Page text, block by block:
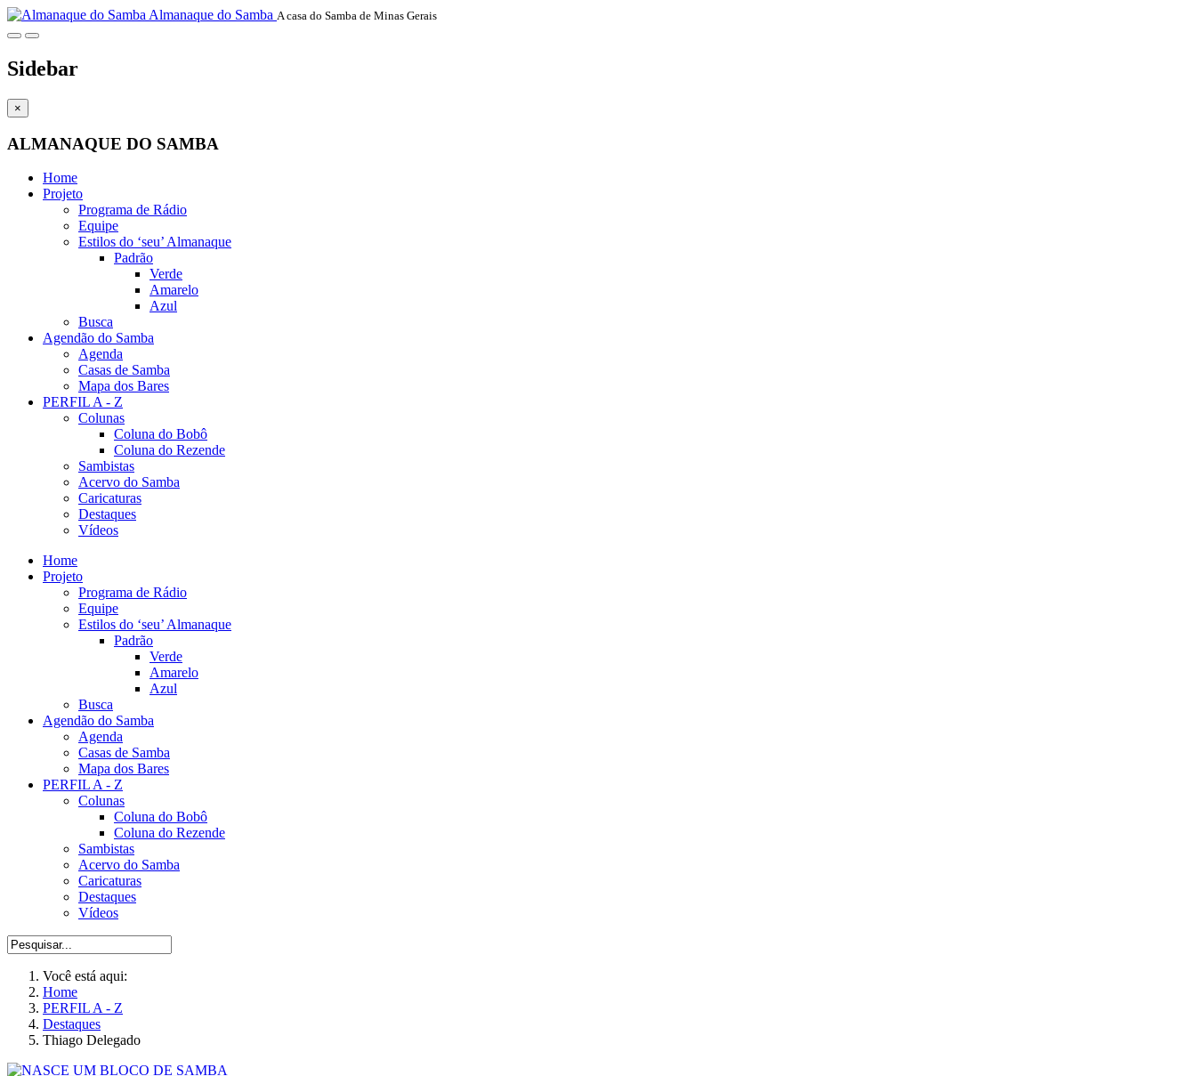
Almanaque do Samba A casa do Samba de Minas Gerais
Sidebar
×
ALMANAQUE DO SAMBA
Home
Projeto
Programa de Rádio
Equipe
Estilos do ‘seu’ Almanaque
Padrão
Verde
Amarelo
Azul
Busca
Agendão do Samba
Agenda
Casas de Samba
Mapa dos Bares
PERFIL A - Z
Colunas
Coluna do Bobô
Coluna do Rezende
Sambistas
Acervo do Samba
Caricaturas
Destaques
Vídeos
Home
Projeto
Programa de Rádio
Equipe
Estilos do ‘seu’ Almanaque
Padrão
Verde
Amarelo
Azul
Busca
Agendão do Samba
Agenda
Casas de Samba
Mapa dos Bares
PERFIL A - Z
Colunas
Coluna do Bobô
Coluna do Rezende
Sambistas
Acervo do Samba
Caricaturas
Destaques
Vídeos
Você está aqui:
Home
PERFIL A - Z
Destaques
Thiago Delegado